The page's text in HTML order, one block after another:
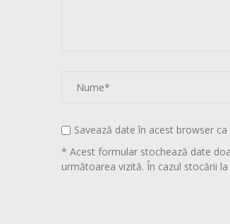
Savează date în acest browser
* Acest formular stochează date
următoarea vizită. În cazul stocării